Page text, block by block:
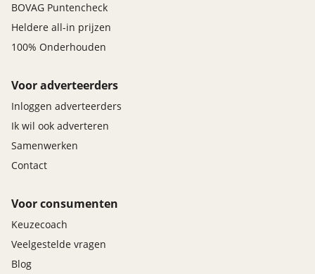
BOVAG Puntencheck
Heldere all-in prijzen
100% Onderhouden
Voor adverteerders
Inloggen adverteerders
Ik wil ook adverteren
Samenwerken
Contact
Voor consumenten
Keuzecoach
Veelgestelde vragen
Blog